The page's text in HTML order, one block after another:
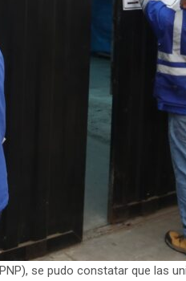
se pudo constatar que las